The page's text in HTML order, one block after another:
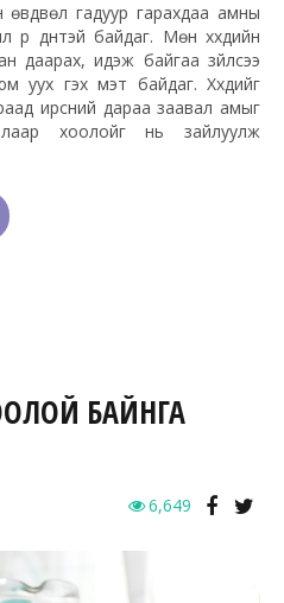
өвдвөл гадуур гарахдаа амны
үр дүнтэй байдаг. Мөн хүүхдийн
даарах, идэж байгаа зүйлсээ
уух гэх мэт байдаг. Хүүхдийг
ирсний дараа заавал амыг
хоолойг нь зайлуулж
БАЙНГА
6,649